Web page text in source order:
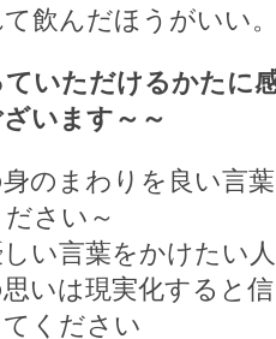
飲んだほうがいい。
いただけるかたに
います～～
身のまわりを良い言
さい～
しい言葉をかけたい
思いは現実化すると
ください